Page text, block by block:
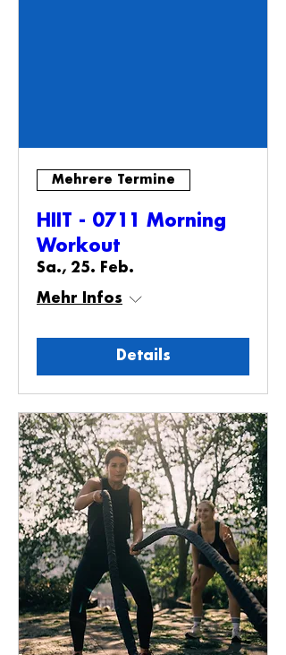
Mehrere Termine
HIIT - 0711 Morning
Workout
Sa., 25. Feb.
Mehr Infos
Details